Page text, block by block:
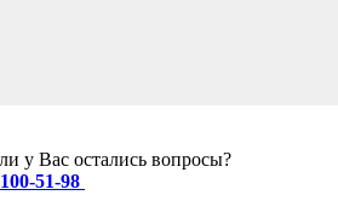
у Вас остались вопросы?
51-98